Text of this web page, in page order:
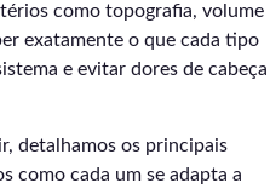
como topografia, volume
exatamente o que cada tipo
e evitar dores de cabeça
detalhamos os principais
como cada um se adapta a